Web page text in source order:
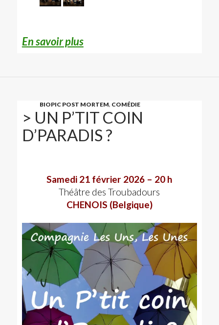
En savoir plus
BIOPIC POST MORTEM, COMÉDIE
> UN P’TIT COIN
D’PARADIS ?
Samedi 21 février 2026 – 20 h
Théâtre des Troubadours
CHENOIS (Belgique)